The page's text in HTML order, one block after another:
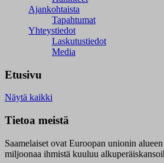
Ajankohtaista
Tapahtumat
Yhteystiedot
Laskutustiedot
Media
Etusivu
Näytä kaikki
Tietoa meistä
Saamelaiset ovat Euroopan unionin
miljoonaa ihmistä kuuluu